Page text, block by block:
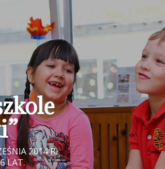
2014 R.
LAT.